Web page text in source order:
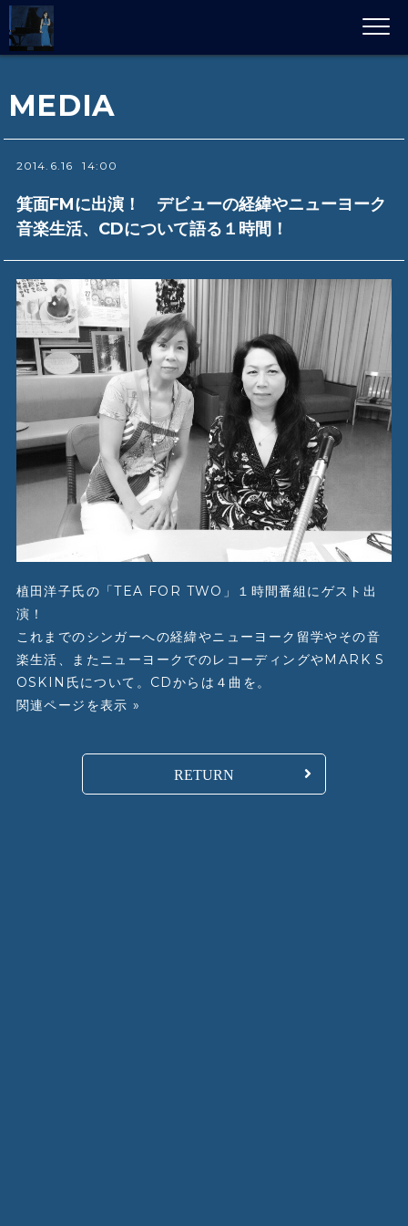
MEDIA
2014.6.16 14:00
箕面FMに出演！ デビューの経緯やニューヨーク
音楽生活、CDについて語る１時間！
植田洋子氏の「TEA FOR TWO」１時間番組にゲスト出
演！
これまでのシンガーへの経緯やニューヨーク留学やその音
楽生活、またニューヨークでのレコーディングやMARK S
OSKIN氏について。CDからは４曲を。
関連ページを表示 »
RETURN